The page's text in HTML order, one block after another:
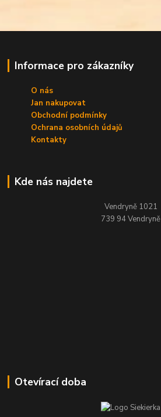
Informace pro zákazníky
O nás
Jan nakupovat
Obchodní podmínky
Ochrana osobních údajů
Kontakty
Kde nás najdete
Vendryně 1021
739 94 Vendryně
Otevírací doba